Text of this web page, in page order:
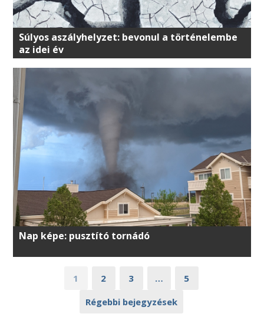
Súlyos aszályhelyzet: bevonul a történelembe
az idei év
Nap képe: pusztító tornádó
1 2 3 …
5
Régebbi bejegyzések